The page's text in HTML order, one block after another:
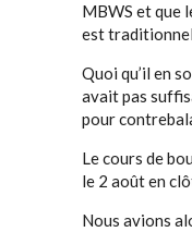
MBWS et que
est
Quoi qu’il en
avait pas
pour
Le cours de
le 2 août en
Nous avions